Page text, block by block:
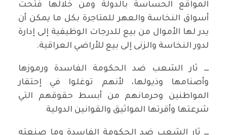
المواقع الحساسة بالدولة ومن خلالها فتحت
أسواق النخاسة والعهر للمتاجرة بكل ما يمكن أن
يدر لها الأموال من بيع للدرجات الوظيفية إلى إدارة
لدور النخاسة والزنى إلى بيع للأراضي العراقية.
ـــ ثار الشعب ضد الحكومة الفاسدة ورموزها
وأصنامها وذيولها، لأنهم توغلوا في إحتقار
المواطنين وحرمانهم من أبسط حقوقهم التي
شرعتها وأقرتها المواثيق والقوانين الدولية
ـــ ثار الشعب ضد الحكومة الفاسدة وما صنعته